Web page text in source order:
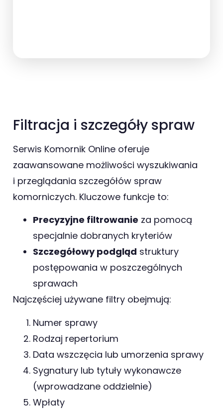
Filtracja i szczegóły spraw
Serwis Komornik Online oferuje
zaawansowane możliwości wyszukiwania
i przeglądania szczegółów spraw
komorniczych. Kluczowe funkcje to:
Precyzyjne filtrowanie za pomocą
specjalnie dobranych kryteriów
Szczegółowy podgląd struktury
postępowania w poszczególnych
sprawach
Najczęściej używane filtry obejmują:
Numer sprawy
Rodzaj repertorium
Data wszczęcia lub umorzenia sprawy
Sygnatury lub tytuły wykonawcze
(wprowadzane oddzielnie)
Wpłaty